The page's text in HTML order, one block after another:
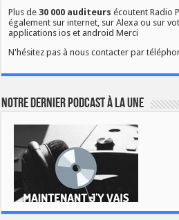
Plus de30 000 auditeurs écoutent Radio
également sur internet, sur Alexa ou sur
applications ios et android Merci
N'hésitez pas à nous contacter par
Notre dernier podcast à la une